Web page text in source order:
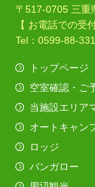
〒517-0705 三重
【 お電話での受
Tel：0599-88-
トップページ
空室確認・ご
当施設エリア
オートキャン
ロッジ
バンガロー